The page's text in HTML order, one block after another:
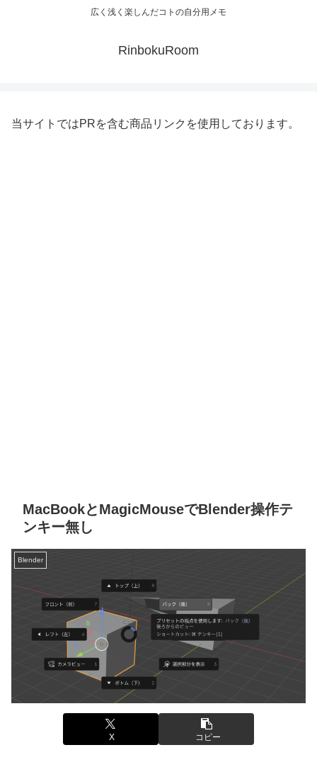
広く浅く楽しんだコトの自分用メモ
RinbokuRoom
当サイトではPRを含む商品リンクを使用しております。
MacBookとMagicMouseでBlender操作テ
ンキー無し
Blender
X コピー